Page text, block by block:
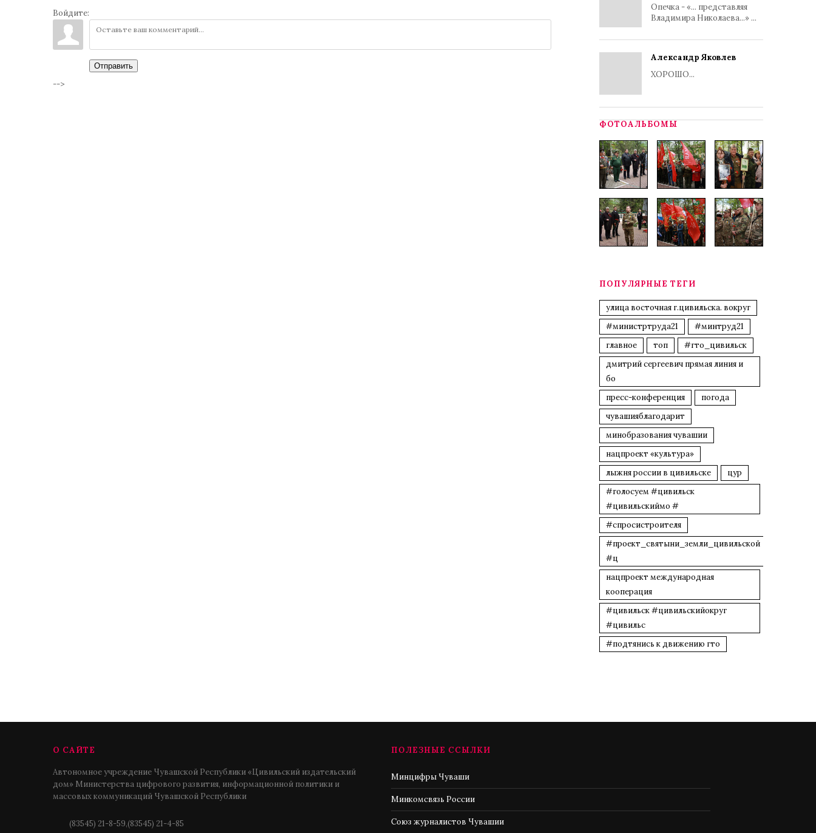
Войдите:
Отправить
-->
Опечка - «... представляя
Владимира Николаева...» ...
Александр Яковлев
ХОРОШО...
ФОТОАЛЬБОМЫ
ПОПУЛЯРНЫЕ ТЕГИ
улица восточная г.цивильска. вокруг
#министртруда21
#минтруд21
главное
топ
#гто_цивильск
дмитрий сергеевич прямая линия и
бо
пресс-конференция
погода
чувашияблагодарит
минобразования чувашии
нацпроект «культура»
лыжня россии в цивильске
цур
#голосуем #цивильск
#цивильскиймо #
#спросистроителя
#проект_святыни_земли_цивильской
#ц
нацпроект международная
кооперация
#цивильск #цивильскийокруг
#цивильс
#подтянись к движению гто
О САЙТЕ
Автономное учреждение Чувашской Республики «Цивильский издательский
дом» Министерства цифрового развития, информационной политики и
массовых коммуникаций Чувашской Республики
(83545) 21-8-59,(83545) 21-4-85
ПОЛЕЗНЫЕ ССЫЛКИ
Минцифры Чуваши
Минкомсвязь России
Союз журналистов Чувашии